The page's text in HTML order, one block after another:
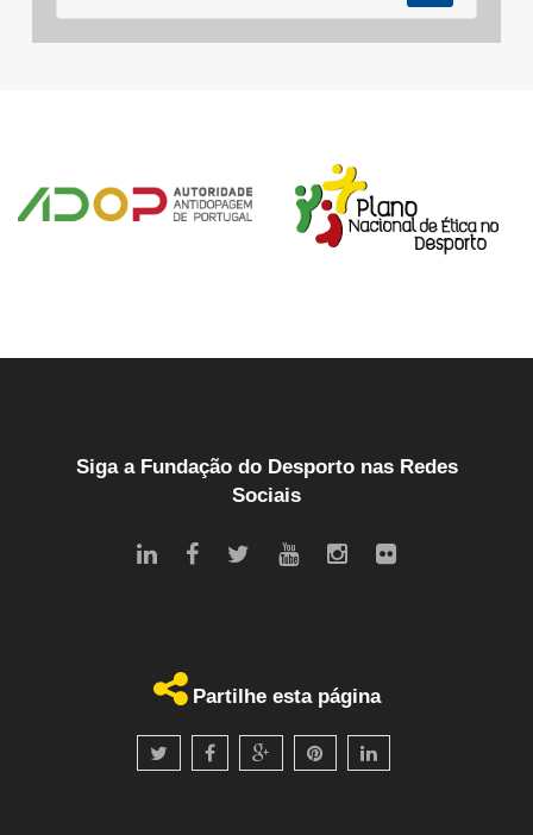
Siga a Fundação do Desporto nas Redes
Sociais
Partilhe esta página